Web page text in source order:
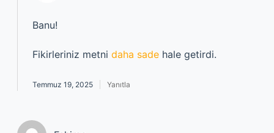
Banu!
Fikirleriniz metni daha sade hale getirdi.
Temmuz 19, 2025 Yanıtla